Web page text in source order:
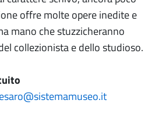
offre molte opere inedite e
mano che stuzzicheranno
collezionista e dello studioso.